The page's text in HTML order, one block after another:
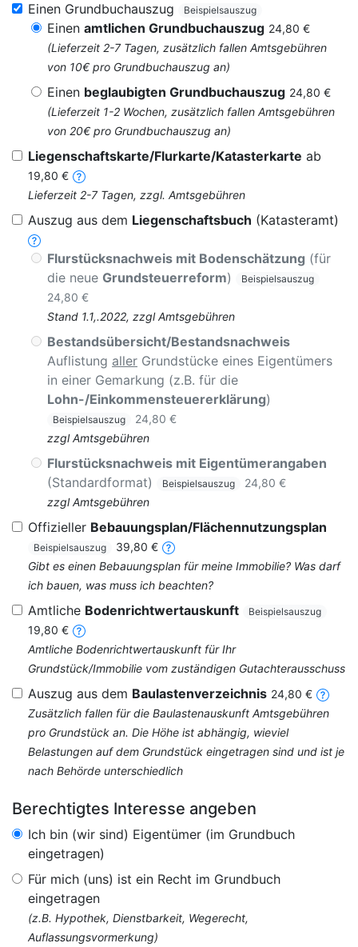
Einen Grundbuchauszug Beispielsauszug
Einen amtlichen Grundbuchauszug 24,80 €
(Lieferzeit 2-7 Tagen, zusätzlich fallen Amtsgebühren
von 10€ pro Grundbuchauszug an)
Einen beglaubigten Grundbuchauszug 24,80 €
(Lieferzeit 1-2 Wochen, zusätzlich fallen Amtsgebühren
von 20€ pro Grundbuchauszug an)
Liegenschaftskarte/Flurkarte/Katasterkarte ab
19,80 €
Lieferzeit 2-7 Tagen, zzgl. Amtsgebühren
Auszug aus dem Liegenschaftsbuch (Katasteramt)
Flurstücksnachweis mit Bodenschätzung (für
die neue Grundsteuerreform) Beispielsauszug
24,80 €
Stand 1.1,.2022, zzgl Amtsgebühren
Bestandsübersicht/Bestandsnachweis
Auflistung aller Grundstücke eines Eigentümers
in einer Gemarkung (z.B. für die
Lohn-/Einkommensteuererklärung)
Beispielsauszug
24,80 €
zzgl Amtsgebühren
Flurstücksnachweis mit Eigentümerangaben
(Standardformat)
Beispielsauszug
24,80 €
zzgl Amtsgebühren
Offizieller Bebauungsplan/Flächennutzungsplan
Beispielsauszug
39,80 €
Gibt es einen Bebauungsplan für meine Immobilie? Was darf
ich bauen, was muss ich beachten?
Amtliche Bodenrichtwertauskunft Beispielsauszug
19,80 €
Amtliche Bodenrichtwertauskunft für Ihr
Grundstück/Immobilie vom zuständigen Gutachterausschuss
Auszug aus dem Baulastenverzeichnis 24,80 €
Zusätzlich fallen für die Baulastenauskunft Amtsgebühren
pro Grundstück an. Die Höhe ist abhängig, wieviel
Belastungen auf dem Grundstück eingetragen sind und ist je
nach Behörde unterschiedlich
Berechtigtes Interesse angeben
Ich bin (wir sind) Eigentümer (im Grundbuch
eingetragen)
Für mich (uns) ist ein Recht im Grundbuch
eingetragen
(z.B. Hypothek, Dienstbarkeit, Wegerecht,
Auflassungsvormerkung)